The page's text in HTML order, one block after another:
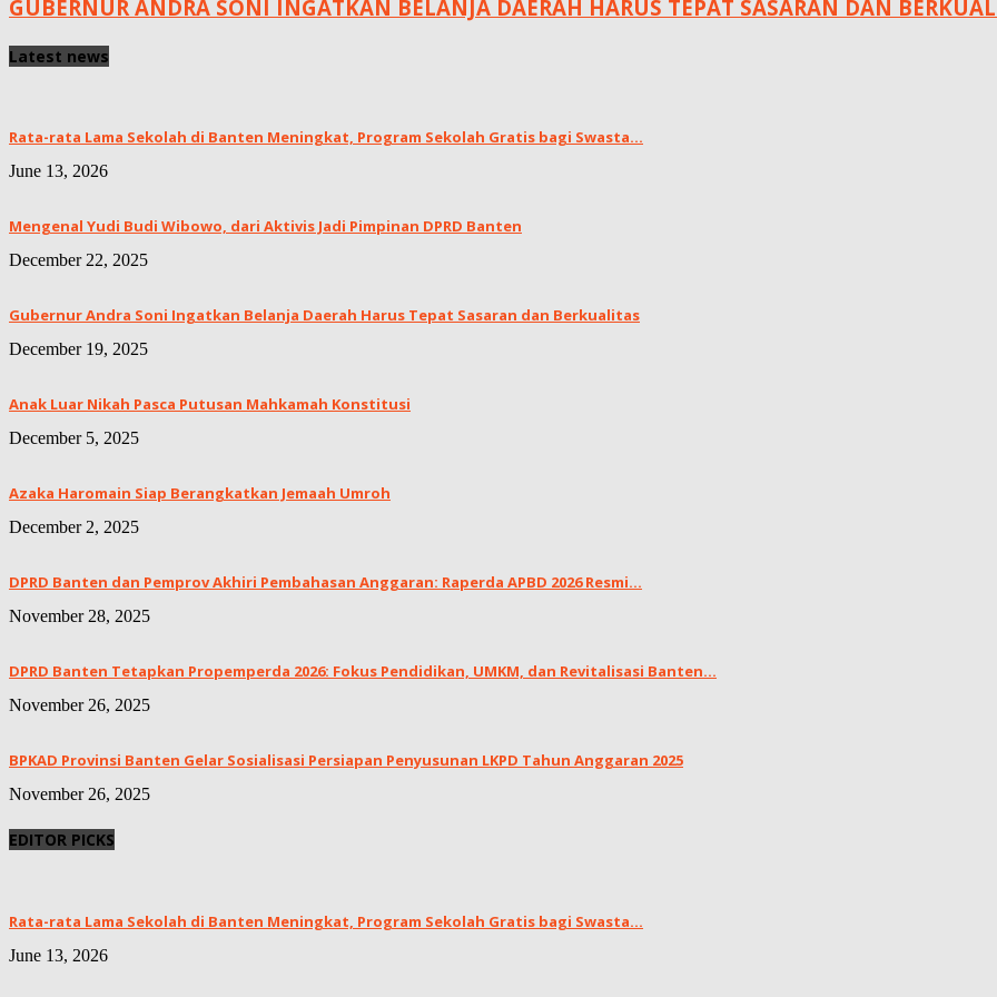
GUBERNUR ANDRA SONI INGATKAN BELANJA DAERAH HARUS TEPAT SASARAN DAN
Latest news
Rata-rata Lama Sekolah di Banten Meningkat, ‎Program Sekolah Gratis bagi Swasta...
June 13, 2026
Mengenal Yudi Budi Wibowo, dari Aktivis Jadi Pimpinan DPRD Banten
December 22, 2025
Gubernur Andra Soni Ingatkan Belanja Daerah Harus Tepat Sasaran dan Berkualitas
December 19, 2025
Anak Luar Nikah Pasca Putusan Mahkamah Konstitusi
December 5, 2025
Azaka Haromain Siap Berangkatkan Jemaah Umroh
December 2, 2025
DPRD Banten dan Pemprov Akhiri Pembahasan Anggaran: Raperda APBD 2026 Resmi...
November 28, 2025
DPRD Banten Tetapkan Propemperda 2026: Fokus Pendidikan, UMKM, dan Revitalisasi Banten...
November 26, 2025
BPKAD Provinsi Banten Gelar Sosialisasi Persiapan Penyusunan LKPD Tahun Anggaran 2025
November 26, 2025
EDITOR PICKS
Rata-rata Lama Sekolah di Banten Meningkat, ‎Program Sekolah Gratis bagi Swasta...
June 13, 2026